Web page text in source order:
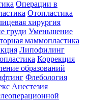
Операции в
Отопластика
хирургия
груди Уменьшение
маммопластика
Липофилинг
Коррекция
образований
Флебология
Анестезия